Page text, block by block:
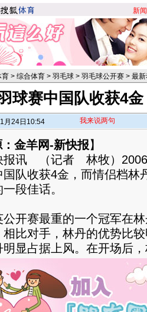
新闻
育 > 综合体育 > 羽毛球 > 羽毛球公开赛 > 最
球赛中国队收获4
月24日10:54 我来说两句
金羊网-新快报】
（记者 林牧）2006
国队收获4金，而情侣档林
段佳话。
赛最重的一个冠军在林
相比对手，林丹的优势比
显占据上风。 在开场后